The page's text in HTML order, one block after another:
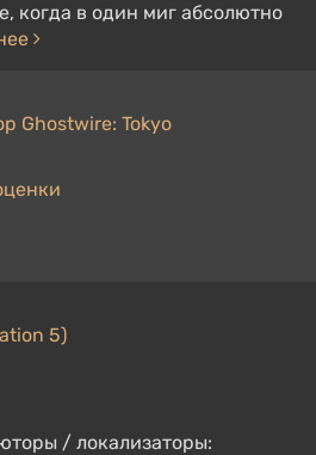
когда в один миг абсолютно
Ghostwire: Tokyo
5)
/ локализаторы: